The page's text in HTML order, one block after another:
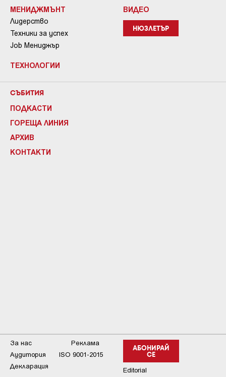
МЕНИДЖМЪНТ
Лидерство
Техники за успех
Job Мениджър
ТЕХНОЛОГИИ
ВИДЕО
НЮЗЛЕТЪР
СЪБИТИЯ
ПОДКАСТИ
ГОРЕЩА ЛИНИЯ
АРХИВ
КОНТАКТИ
АБОНИРАЙ
СЕ
Editorial
За нас
Реклама
Аудитория
ISO 9001-2015
Декларация